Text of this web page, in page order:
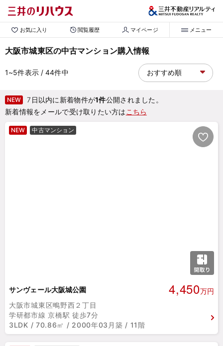
お気に入り 閲覧履歴 マイページ メニュー
大阪市城東区の中古マンション購入情報
1~5件表示/ 44件中
NEW 7日以内に新着物件が1件公開されました。
新着情報をメールで受け取りたい方は こちら
NEW 中古マンション
サンヴェール大阪城公園 4,450万円
大阪市城東区鴫野西２丁目
学研都市線 京橋駅 徒歩7分
3LDK / 70.86㎡ / 2000年03月築 / 11階